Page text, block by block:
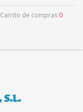
Carrito de compras 0